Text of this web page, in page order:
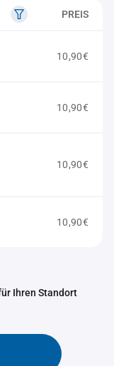
PREIS
10,90€
10,90€
10,90€
10,90€
Ihren Standort